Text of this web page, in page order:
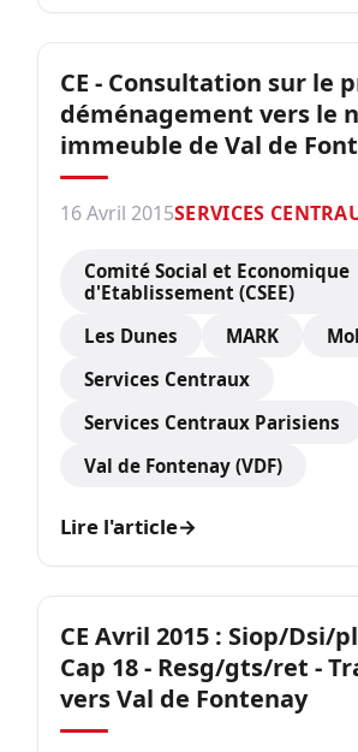
CE - Consultation sur le
déménagement vers le
immeuble de Val de
16 Avril 2015SERVICES
Comité Social et Economique
d'Etablissement (CSEE)
Les Dunes
MARK
Services Centraux
Services Centraux Parisiens
Val de Fontenay (VDF)
Lire l'article→
CE Avril 2015 : Siop/Dsi/
Cap 18 - Resg/gts/ret - Transfert
vers Val de Fontenay